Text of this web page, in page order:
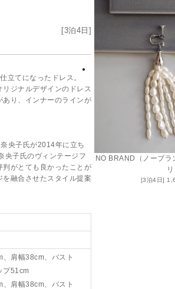
立てになったドレス。
ジナルデザインのドレス
り、インナーのラインが
央子氏が2014年に立ち
央子氏のヴィンテージフ
判がとても良かったことが
融合させたスタイル提案
、肩幅38cm、バスト
プ51cm
、肩幅38cm、バスト
NO BRAND（ノーブラ